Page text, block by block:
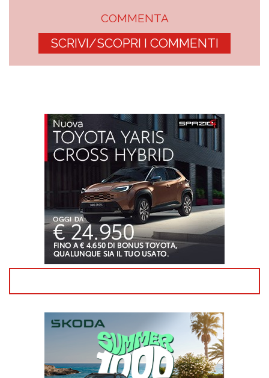
COMMENTA
SCRIVI/SCOPRI I COMMENTI